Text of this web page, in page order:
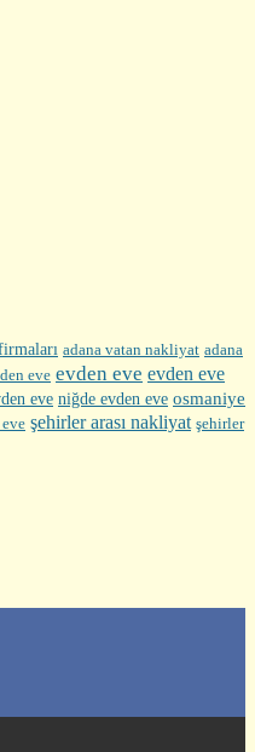
adana vatan nakliyat adana
eve evden eve evden eve
eve niğde evden eve osmaniye
şehirler arası nakliyat şehirler